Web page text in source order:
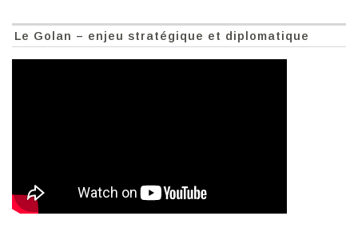
Le Golan – enjeu stratégique et diplomatique